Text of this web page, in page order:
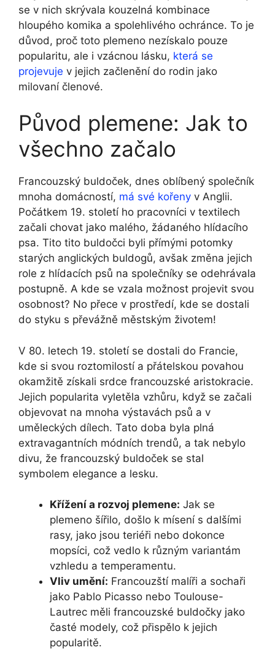
se v nich ‌skrývala⁣ kouzelná kombinace
hloupého komika a spolehlivého ochránce. ‍To je
důvod, proč toto plemeno nezískalo pouze
popularitu, ale i vzácnou lásku, která se
projevuje v jejich začlenění do rodin⁤ jako
milovaní členové.
Původ plemene: Jak to
všechno začalo
Francouzský buldoček,​ dnes oblíbený společník
mnoha domácností, má své kořeny ⁣ v ‌Anglii.‍
Počátkem ⁤19. století ho pracovníci v textilech
začali chovat jako malého, žádaného​ hlídacího
psa. Tito tito buldočci byli ​přímými potomky
starých anglických buldogů, avšak změna jejich
role z hlídacích psů na společníky se odehrávala
postupně. A kde se vzala možnost projevit svou
osobnost? No přece v prostředí, kde se dostali
do styku s převážně městským životem!
V ‍80. ‍letech 19. století se dostali do Francie,
kde si svou roztomilostí a přátelskou povahou
okamžitě získali srdce francouzské‍ aristokracie.
Jejich popularita vyletěla‌ vzhůru, když ⁢se začali
objevovat na mnoha výstavách ⁤psů a v
uměleckých dílech. Tato ⁢doba byla plná
extravagantních módních trendů, a tak nebylo
divu, že francouzský buldoček se stal
symbolem elegance a lesku.
Křížení a rozvoj plemene: Jak ​se
plemeno šířilo, došlo⁤ k mísení s dalšími
rasy, jako jsou teriéři nebo dokonce
⁢mopsíci, ‍což vedlo‍ k různým variantám
vzhledu a temperamentu.
Vliv umění: Francouzští malíři a sochaři
jako Pablo Picasso nebo Toulouse-
Lautrec⁤ měli francouzské buldočky jako
časté modely, což přispělo k jejich
popularitě.